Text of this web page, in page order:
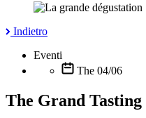
Indietro
Eventi
The 04/06
The Grand Tasting